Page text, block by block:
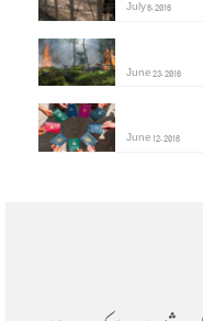
July 6, 2016
June 23, 2016
June 12, 2016